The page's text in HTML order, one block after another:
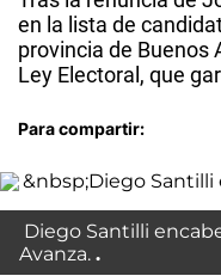
en la lista de
provincia de Buenos
Ley Electoral, que
Para compartir:
Diego Santilli
Avanza.